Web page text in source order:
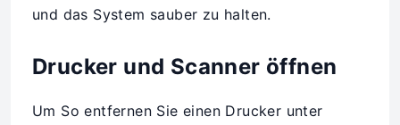
und das System sauber zu halten.
Drucker und Scanner öffnen
Um So entfernen Sie einen Drucker unter